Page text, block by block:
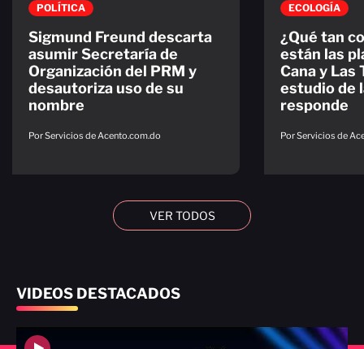
POLÍTICA
Sigmund Freund descarta
asumir Secretaría de
Organización del PRM y
desautoriza uso de su
nombre
Por Servicios de Acento.com.do
ECOLOGÍA
¿Qué tan
están las
Cana y Las
estudio de
responde
Por Servicios de
VER TODOS
VIDEOS DESTACADOS